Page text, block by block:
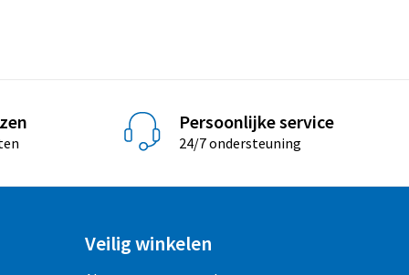
Persoonlijke service
24/7 ondersteuning
Veilig winkelen